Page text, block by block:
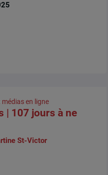
en ligne
| 107 jours à ne
St-Victor